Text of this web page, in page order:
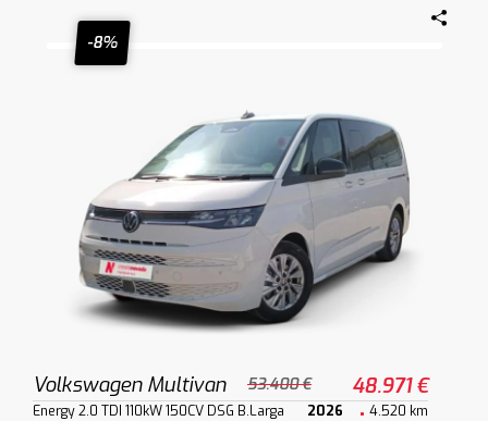
-8%
Volkswagen Multivan 53.400 € 48.971 €
Energy 2.0 TDI 110kW 150CV DSG B.Larga 2026 4.520 km